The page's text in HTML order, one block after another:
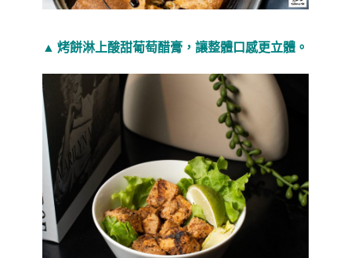
▲ 烤餅淋上酸甜葡萄醋膏，讓整體口感更立體。